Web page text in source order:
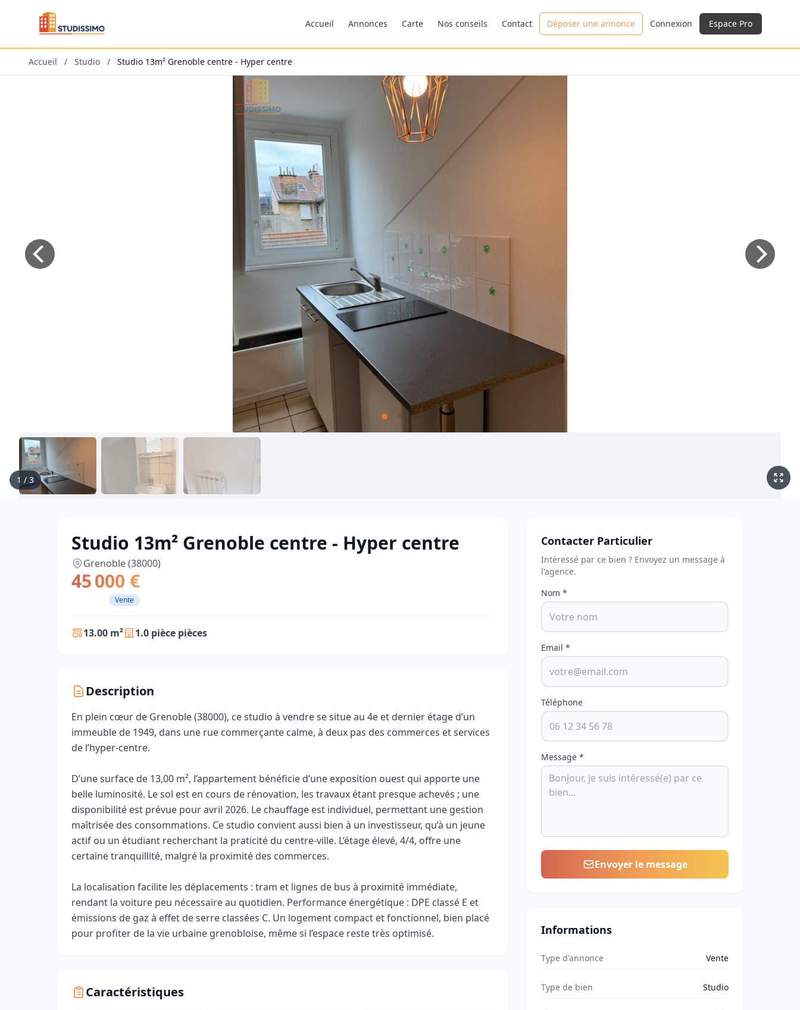
Accueil Annonces Carte Nos conseils Contact Déposer une annonce Connexion Espace Pro
Accueil / Studio / Studio 13m² Grenoble centre - Hyper centre
1 / 3
Studio 13m² Grenoble centre - Hyper centre
Grenoble (38000)
45 000 €
Vente
13.00 m² 1.0 pièce pièces
Description
En plein cœur de Grenoble (38000), ce studio à vendre se situe au 4e et dernier étage d’un
immeuble de 1949, dans une rue commerçante calme, à deux pas des commerces et services
de l’hyper-centre.
D’une surface de 13,00 m², l’appartement bénéficie d’une exposition ouest qui apporte une
belle luminosité. Le sol est en cours de rénovation, les travaux étant presque achevés ; une
disponibilité est prévue pour avril 2026. Le chauffage est individuel, permettant une gestion
maîtrisée des consommations. Ce studio convient aussi bien à un investisseur, qu’à un jeune
actif ou un étudiant recherchant la praticité du centre-ville. L’étage élevé, 4/4, offre une
certaine tranquillité, malgré la proximité des commerces.
La localisation facilite les déplacements : tram et lignes de bus à proximité immédiate,
rendant la voiture peu nécessaire au quotidien. Performance énergétique : DPE classé E et
émissions de gaz à effet de serre classées C. Un logement compact et fonctionnel, bien placé
pour profiter de la vie urbaine grenobloise, même si l’espace reste très optimisé.
Caractéristiques
Contacter Particulier
Intéressé par ce bien ? Envoyez un message à
l'agence.
Nom *
Email *
Téléphone
Message *
Envoyer le message
Informations
Type d'annonce Vente
Type de bien Studio